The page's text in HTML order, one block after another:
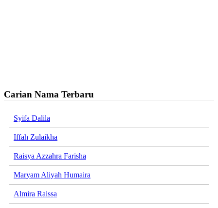
Carian Nama Terbaru
Syifa Dalila
Iffah Zulaikha
Raisya Azzahra Farisha
Maryam Aliyah Humaira
Almira Raissa